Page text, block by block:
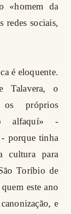
«homem da
redes sociais,
é eloquente.
Talavera, o
próprios
alfaquí» -
porque tinha
cultura para
Toríbio de
este ano
e